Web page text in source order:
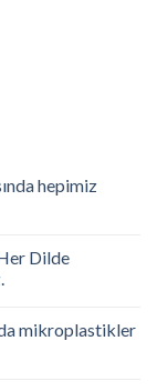
hepimiz
Dilde
mikroplastikler